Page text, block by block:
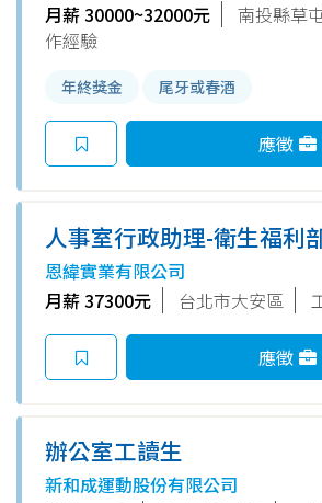
月薪 30000~32000元
南投縣草
作經驗
年終獎金 尾牙或春酒
應徵
人事室行政助理-衛生福利
會及家庭署-公彩(信義)
恩緯實業有限公司
月薪 37300元
台北市大安區
應徵
辦公室工讀生
新和成運動股份有限公司